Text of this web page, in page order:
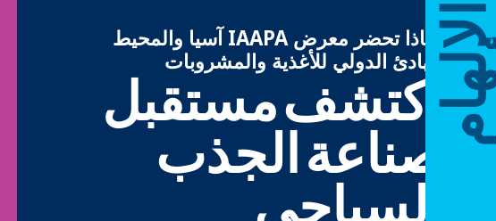
الإلهام
لماذا تحضر معرض IAAPA آسيا والمحيط
الهادئ الدولي للأغذية والمشروبات
اكتشف مستقبل
صناعة الجذب
السياحي